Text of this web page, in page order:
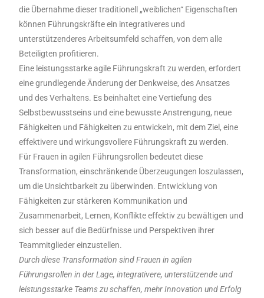
die Übernahme dieser traditionell „weiblichen“ Eigenschaften
können Führungskräfte ein integrativeres und
unterstützenderes Arbeitsumfeld schaffen, von dem alle
Beteiligten profitieren.
Eine leistungsstarke agile Führungskraft zu werden, erfordert
eine grundlegende Änderung der Denkweise, des Ansatzes
und des Verhaltens. Es beinhaltet eine Vertiefung des
Selbstbewusstseins und eine bewusste Anstrengung, neue
Fähigkeiten und Fähigkeiten zu entwickeln, mit dem Ziel, eine
effektivere und wirkungsvollere Führungskraft zu werden.
Für Frauen in agilen Führungsrollen bedeutet diese
Transformation, einschränkende Überzeugungen loszulassen,
um die Unsichtbarkeit zu überwinden. Entwicklung von
Fähigkeiten zur stärkeren Kommunikation und
Zusammenarbeit, Lernen, Konflikte effektiv zu bewältigen und
sich besser auf die Bedürfnisse und Perspektiven ihrer
Teammitglieder einzustellen.
Durch diese Transformation sind Frauen in agilen
Führungsrollen in der Lage, integrativere, unterstützende und
leistungsstarke Teams zu schaffen, mehr Innovation und Erfolg